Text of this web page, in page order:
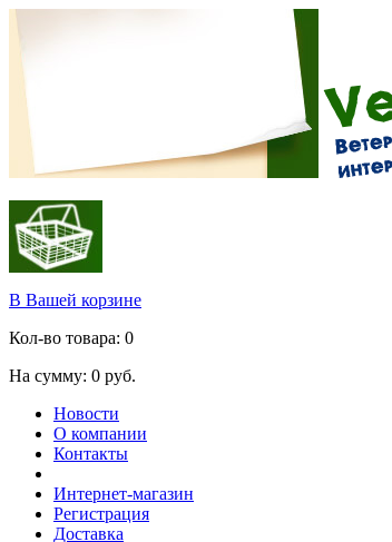
В Вашей корзине
Кол-во товара: 0
На сумму: 0 руб.
Новости
О компании
Контакты
Интернет-магазин
Регистрация
Доставка